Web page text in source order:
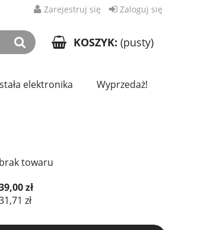
Zarejestruj się Zaloguj się
KOSZYK: (pusty)
elektronika Wyprzedaż!
brak towaru
zł
zł